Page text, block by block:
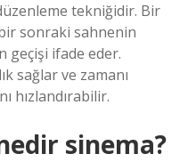
tekniğidir. Bir
sonraki sahnenin
geçişi ifade eder.
sağlar ve zamanı
hızlandırabilir.
sinema?